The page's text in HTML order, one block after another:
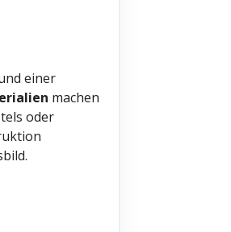
einer
machen
oder